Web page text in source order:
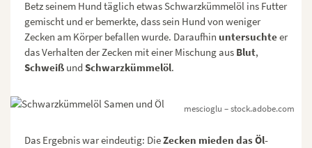
Betz seinem Hund täglich etwas Schwarzkümmelöl ins Futter
gemischt und er bemerkte, dass sein Hund von weniger
Zecken am Körper befallen wurde. Daraufhin untersuchteer
das Verhalten der Zecken mit einer Mischung aus Blut,
Schweiß und Schwarzkümmelöl.
mescioglu – stock.adobe.com
Das Ergebnis war eindeutig: DieZecken mieden das Öl-